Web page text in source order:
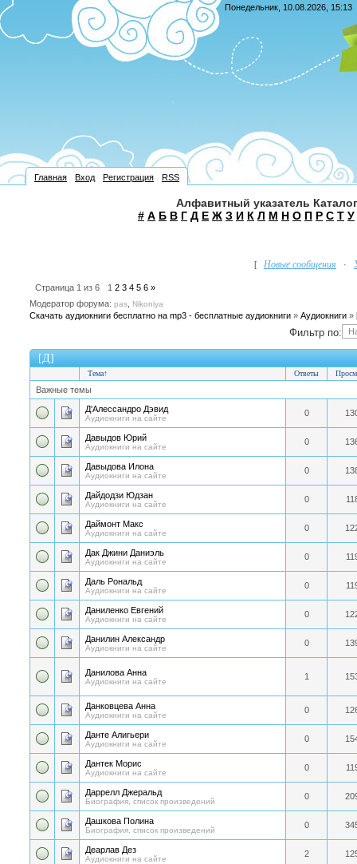
Понедельник, 10.08.2026, 15:13
Главная Вход Регистрация RSS
Алфавитный указатель
# А Б В Г Д Е Ж З И К Л М Н О П Р С Т У
[ Новые сообщения ·
Страница 1 из 6 1 2 3 4 5 6 »
Модератор форума: pas Nikoniya
Скачать аудиокниги бесплатно на mp3 - бесплатные аудиокниги » Аудиокниги »
Фильтр по:
[Д]
Тема↑ Ответы
Важные темы
Д'Алессандро Дэвид
Аудиокниги на сайте
0
Давыдов Юрий
Аудиокниги на сайте
0
Давыдова Илона
Аудиокниги на сайте
0
Дайдодзи Юдзан
Аудиокниги на сайте
0
Даймонт Макс
Аудиокниги на сайте
0
Дак Джини Даниэль
Аудиокниги на сайте
0
Даль Рональд
Аудиокниги на сайте
0
Даниленко Евгений
Аудиокниги на сайте
0
Данилин Александр
Аудиокниги на сайте
0
Данилова Анна
Аудиокниги на сайте
1
Данковцева Анна
Аудиокниги на сайте
0
Данте Алигьери
Аудиокниги на сайте
0
Дантек Морис
Аудиокниги на сайте
0
Даррелл Джеральд
Биография, список произведений
0
Дашкова Полина
Биография, список произведений
0
Деарлав Дез
Аудиокниги на сайте
2